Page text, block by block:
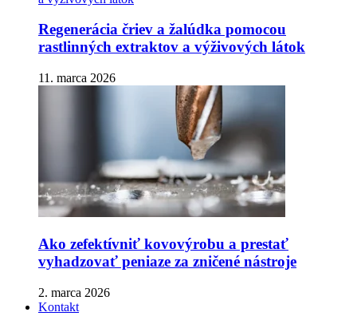
Regenerácia čriev a žalúdka pomocou
rastlinných extraktov a výživových látok
11. marca 2026
Ako zefektívniť kovovýrobu a prestať
vyhadzovať peniaze za zničené nástroje
2. marca 2026
Kontakt